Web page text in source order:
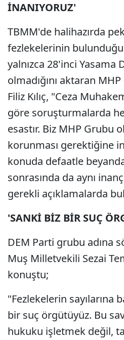
İNANIYORUZ'
TBMM'de halihazırda
fezlekelerinin
yalnızca 28'inci Yasama
olmadığını aktaran
Filiz Kılıç, "Ceza
göre soruşturmalarda
esastır. Biz MHP Grubu
korunması gerektiğine
konuda defaatle
sonrasında da aynı
gerekli açıklamalarda
'SANKİ BİZ BİR SUÇ
DEM Parti grubu adına
Muş Milletvekili Sezai
konuştu;
"Fezlekelerin sayılarına
bir suç örgütüyüz. Bu
hukuku işletmek değil,